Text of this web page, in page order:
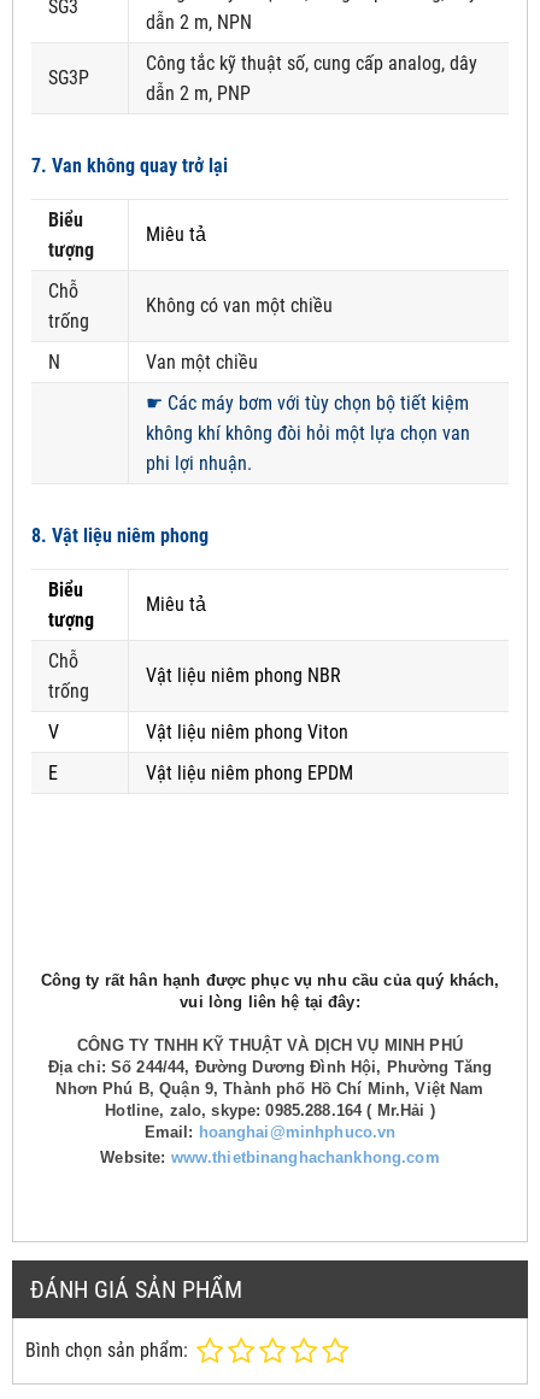
SG3
dẫn 2 m, NPN
SG3P
Công tắc kỹ thuật số, cung cấp analog, dây
dẫn 2 m, PNP
7. Van không quay trở lại
Biểu
tượng
Miêu tả
Chỗ
trống
Không có van một chiều
N
Van một chiều
☛ Các máy bơm với tùy chọn bộ tiết kiệm
không khí không đòi hỏi một lựa chọn van
phi lợi nhuận.
8. Vật liệu niêm phong
Biểu
tượng
Miêu tả
Chỗ
trống
Vật liệu niêm phong NBR
V
Vật liệu niêm phong Viton
E
Vật liệu niêm phong EPDM
Công ty rất hân hạnh được phục vụ nhu cầu của quý khách,
vui lòng liên hệ tại đây:
CÔNG TY TNHH KỸ THUẬT VÀ DỊCH VỤ MINH PHÚ
Địa chỉ: Số 244/44, Đường Dương Đình Hội, Phường Tăng
Nhơn Phú B, Quận 9, Thành phố Hồ Chí Minh, Việt Nam
Hotline, zalo, skype: 0985.288.164 ( Mr.Hải )
Email: hoanghai@minhphuco.vn
Website: www.thietbinanghachankhong.com
ĐÁNH GIÁ SẢN PHẨM
Bình chọn sản phẩm: